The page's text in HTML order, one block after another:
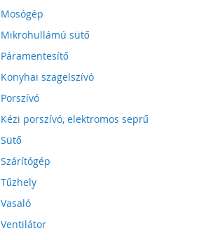
Mosógép
Mikrohullámú sütő
Páramentesítő
Konyhai szagelszívó
Porszívó
Kézi porszívó, elektromos seprű
Sütő
Szárítógép
Tűzhely
Vasaló
Ventilátor